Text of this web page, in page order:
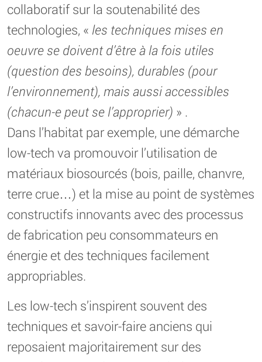
collaboratif sur la soutenabilité des
technologies, « les techniques mises en
oeuvre se doivent d’être à la fois utiles
(question des besoins), durables (pour
l’environnement), mais aussi accessibles
(chacun-e peut se l’approprier) » .
Dans l’habitat par exemple, une démarche
low-tech va promouvoir l’utilisation de
matériaux biosourcés (bois, paille, chanvre,
terre crue…) et la mise au point de systèmes
constructifs innovants avec des processus
de fabrication peu consommateurs en
énergie et des techniques facilement
appropriables.
Les low-tech s’inspirent souvent des
techniques et savoir-faire anciens qui
reposaient majoritairement sur des